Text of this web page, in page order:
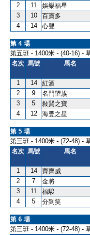
2
11 娛樂福星
3
10 百寶多
4
14 心聲
第 4 場
第五班 - 1400米 - (40-16) -
名次 馬號 馬名
1 14 紅酒
2
9 名門望族
3
5 敍賢之寶
4
12 海豐之星
第 5 場
第三班 - 1400米 - (72-48) -
名次 馬號 馬名
1 14 齊齊威
2
7 金將
3
11 福駿
4
5 分到笑
第 6 場
第三班 - 1400米 - (72-48) -